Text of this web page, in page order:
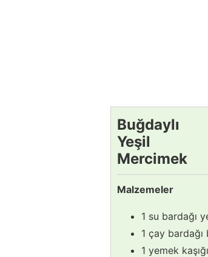
Buğdaylı
Yeşil
Mercimek
Çorbası
Tarifi
Malzemeler
1 su bardağı
1 çay bardağı
1 yemek